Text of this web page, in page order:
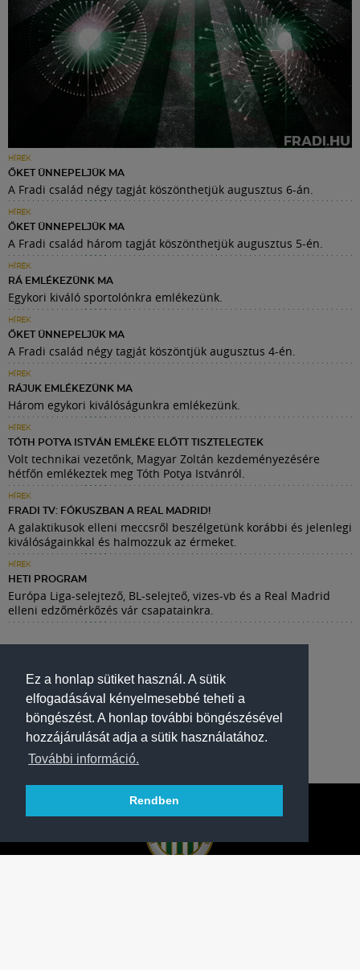
Ez a honlap sütiket használ. A sütik
elfogadásával kényelmesebbé teheti a
böngészést. A honlap további böngészésével
hozzájárulását adja a sütik használatához.
További információ.
Rendben
HÍREK
ŐKET ÜNNEPELJÜK MA
A Fradi család négy tagját köszönthetjük augusztus 6-án.
HÍREK
ŐKET ÜNNEPELJÜK MA
A Fradi család három tagját köszönthetjük augusztus 5-én.
HÍREK
RÁ EMLÉKEZÜNK MA
Egykori kiváló sportolónkra emlékezünk.
HÍREK
ŐKET ÜNNEPELJÜK MA
A Fradi család négy tagját köszöntjük augusztus 4-én.
HÍREK
RÁJUK EMLÉKEZÜNK MA
Három egykori kiválóságunkra emlékezünk.
HÍREK
TÓTH POTYA ISTVÁN EMLÉKE ELŐTT TISZTELEGTEK
Volt technikai vezetőnk, Magyar Zoltán kezdeményezésére
hétfőn emlékeztek meg Tóth Potya Istvánról.
HÍREK
FRADI TV: FÓKUSZBAN A REAL MADRID!
A galaktikusok elleni meccsről beszélgetünk korábbi és jelenlegi
kiválóságainkkal és halmozzuk az érmeket.
HÍREK
HETI PROGRAM
Európa Liga-selejtező, BL-selejteő, vizes-vb és a Real Madrid
elleni edzőmérkőzés vár csapatainkra.